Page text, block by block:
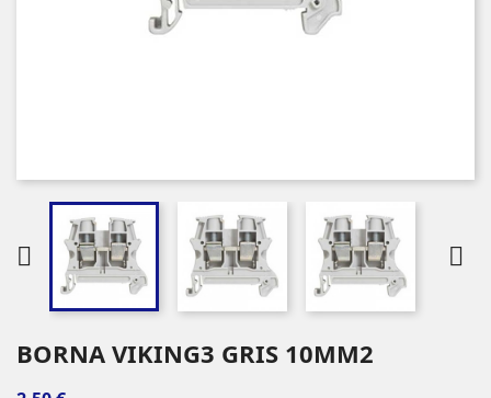
 
BORNA VIKING3 GRIS 10MM2